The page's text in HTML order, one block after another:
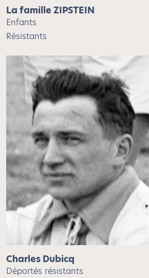
La famille ZIPSTEIN
Enfants
Résistants
Charles Dubicq
Déportés résistants